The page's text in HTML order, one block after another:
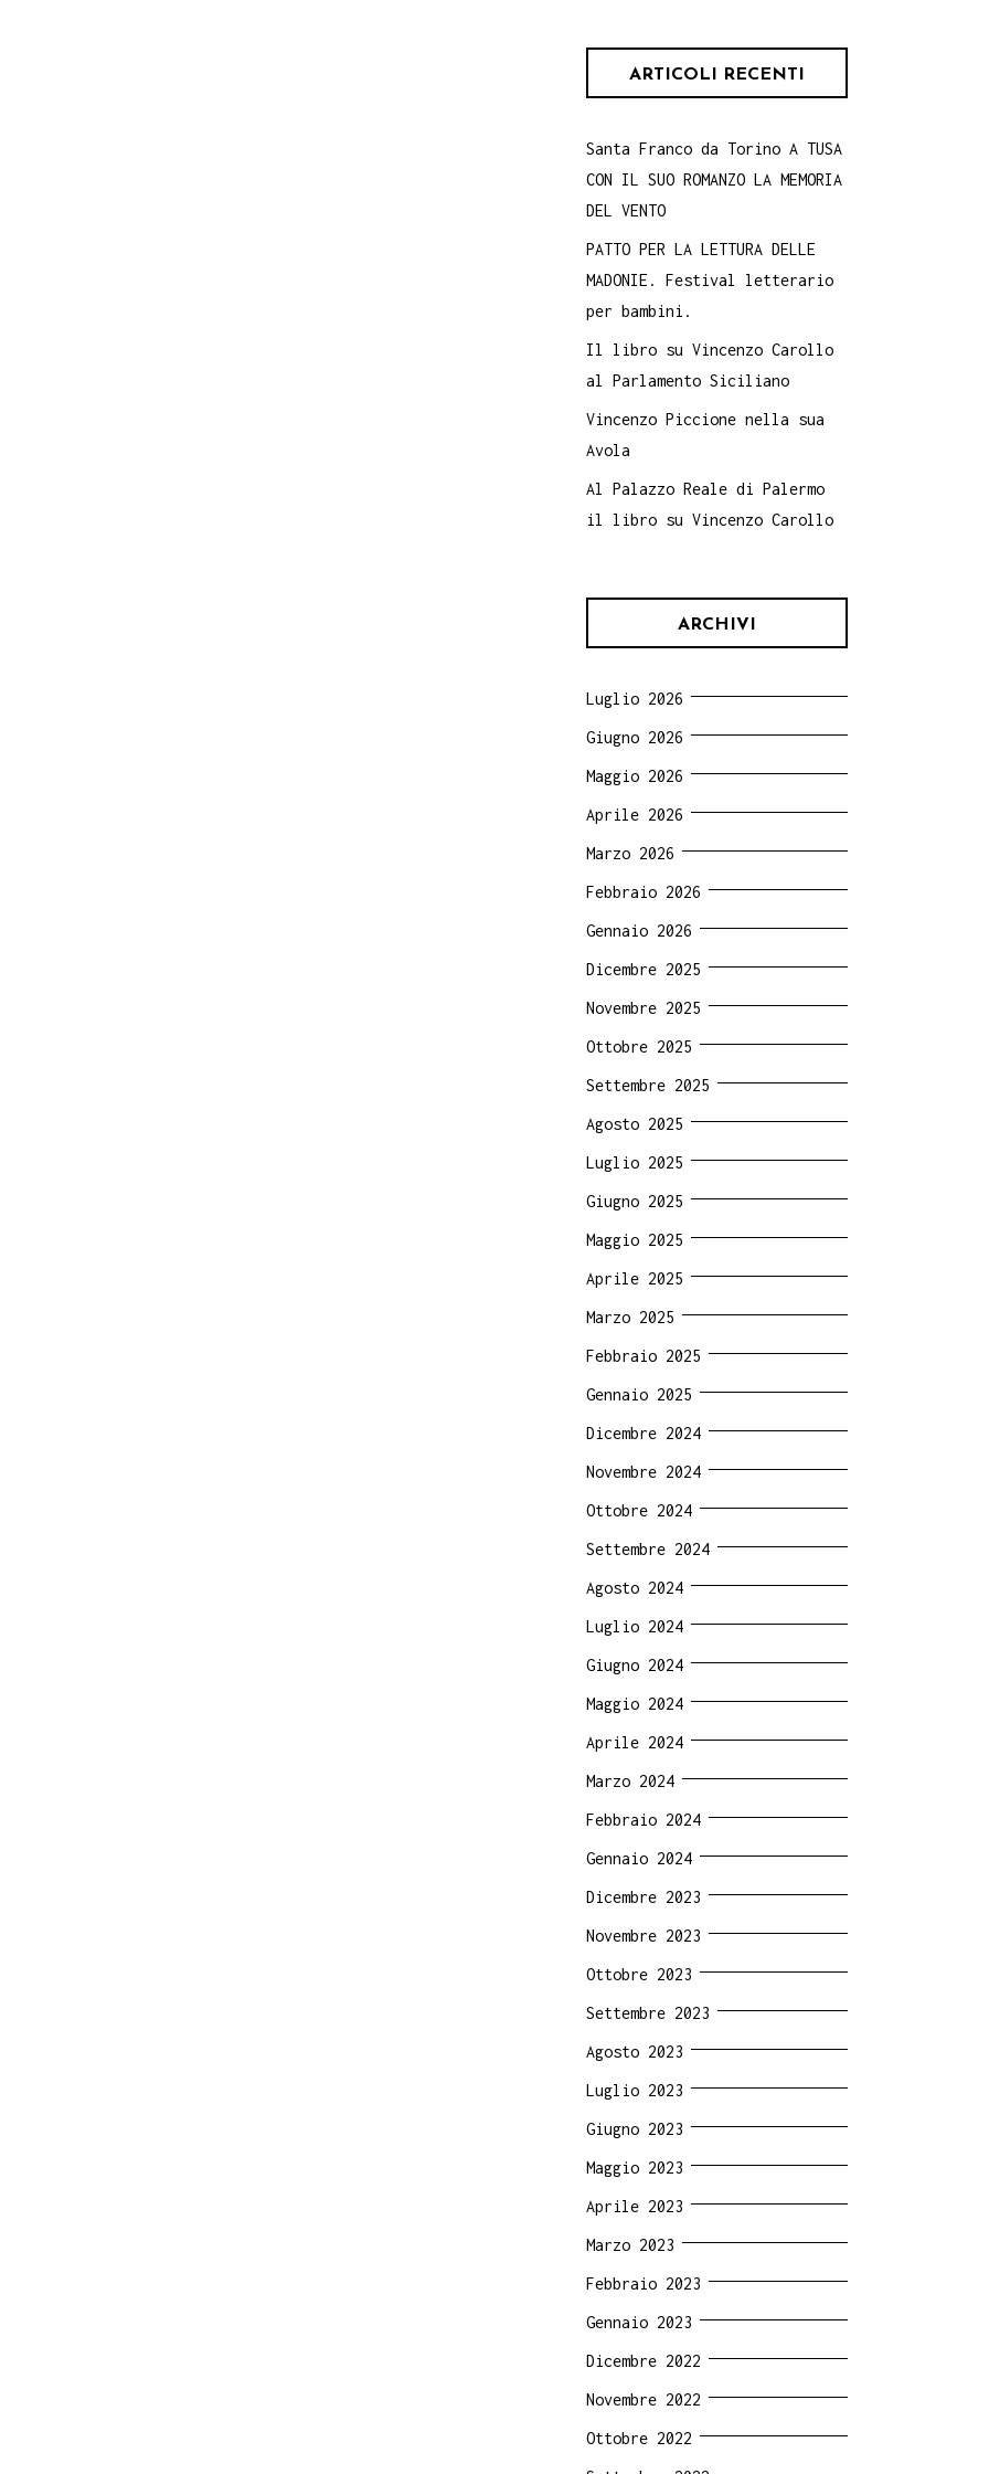
ARTICOLI RECENTI
Santa Franco da Torino A TUSA
CON IL SUO ROMANZO LA MEMORIA
DEL VENTO
PATTO PER LA LETTURA DELLE
MADONIE. Festival letterario
per bambini.
Il libro su Vincenzo Carollo
al Parlamento Siciliano
Vincenzo Piccione nella sua
Avola
Al Palazzo Reale di Palermo
il libro su Vincenzo Carollo
ARCHIVI
Luglio 2026
Giugno 2026
Maggio 2026
Aprile 2026
Marzo 2026
Febbraio 2026
Gennaio 2026
Dicembre 2025
Novembre 2025
Ottobre 2025
Settembre 2025
Agosto 2025
Luglio 2025
Giugno 2025
Maggio 2025
Aprile 2025
Marzo 2025
Febbraio 2025
Gennaio 2025
Dicembre 2024
Novembre 2024
Ottobre 2024
Settembre 2024
Agosto 2024
Luglio 2024
Giugno 2024
Maggio 2024
Aprile 2024
Marzo 2024
Febbraio 2024
Gennaio 2024
Dicembre 2023
Novembre 2023
Ottobre 2023
Settembre 2023
Agosto 2023
Luglio 2023
Giugno 2023
Maggio 2023
Aprile 2023
Marzo 2023
Febbraio 2023
Gennaio 2023
Dicembre 2022
Novembre 2022
Ottobre 2022